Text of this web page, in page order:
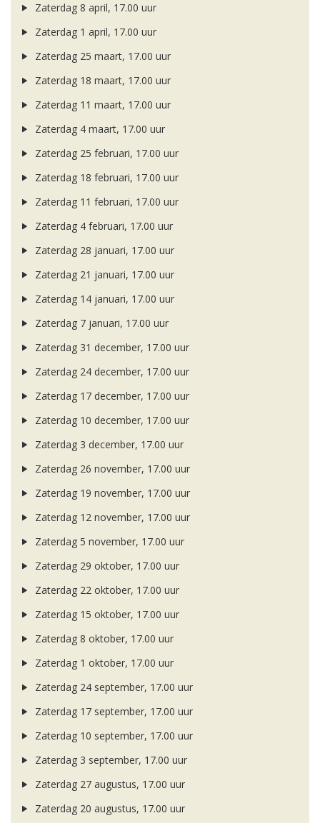
Zaterdag 8 april, 17.00 uur
Zaterdag 1 april, 17.00 uur
Zaterdag 25 maart, 17.00 uur
Zaterdag 18 maart, 17.00 uur
Zaterdag 11 maart, 17.00 uur
Zaterdag 4 maart, 17.00 uur
Zaterdag 25 februari, 17.00 uur
Zaterdag 18 februari, 17.00 uur
Zaterdag 11 februari, 17.00 uur
Zaterdag 4 februari, 17.00 uur
Zaterdag 28 januari, 17.00 uur
Zaterdag 21 januari, 17.00 uur
Zaterdag 14 januari, 17.00 uur
Zaterdag 7 januari, 17.00 uur
Zaterdag 31 december, 17.00 uur
Zaterdag 24 december, 17.00 uur
Zaterdag 17 december, 17.00 uur
Zaterdag 10 december, 17.00 uur
Zaterdag 3 december, 17.00 uur
Zaterdag 26 november, 17.00 uur
Zaterdag 19 november, 17.00 uur
Zaterdag 12 november, 17.00 uur
Zaterdag 5 november, 17.00 uur
Zaterdag 29 oktober, 17.00 uur
Zaterdag 22 oktober, 17.00 uur
Zaterdag 15 oktober, 17.00 uur
Zaterdag 8 oktober, 17.00 uur
Zaterdag 1 oktober, 17.00 uur
Zaterdag 24 september, 17.00 uur
Zaterdag 17 september, 17.00 uur
Zaterdag 10 september, 17.00 uur
Zaterdag 3 september, 17.00 uur
Zaterdag 27 augustus, 17.00 uur
Zaterdag 20 augustus, 17.00 uur